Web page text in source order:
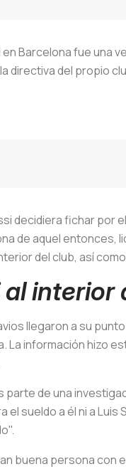
Barcelona fue una
directiva del propio
decidiera fichar por
de aquel entonces,
del club, así
interior
llegaron a su
La información hizo
parte de una
el sueldo a él ni a
buena persona con